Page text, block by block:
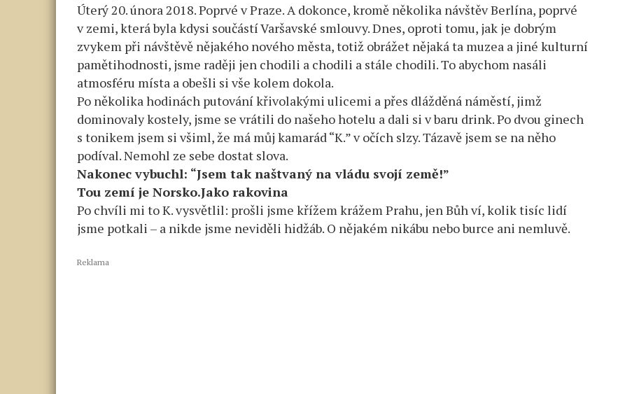
Úterý 20. února 2018. Poprvé v Praze. A dokonce, kromě několika návštěv Berlína, poprvé
v zemi, která byla kdysi součástí Varšavské smlouvy. Dnes, oproti tomu, jak je dobrým
zvykem při návštěvě nějakého nového města, totiž obrážet nějaká ta muzea a jiné kulturní
pamětihodnosti, jsme raději jen chodili a chodili a stále chodili. To abychom nasáli
atmosféru místa a obešli si vše kolem dokola.
Po několika hodinách putování křivolakými ulicemi a přes dlážděná náměstí, jimž
dominovaly kostely, jsme se vrátili do našeho hotelu a dali si v baru drink. Po dvou ginech
s tonikem jsem si všiml, že má můj kamarád “K.” v očích slzy. Tázavě jsem se na něho
podíval. Nemohl ze sebe dostat slova.
Nakonec vybuchl: “Jsem tak naštvaný na vládu svojí země!”
Tou zemí je Norsko.Jako rakovina
Po chvíli mi to K. vysvětlil: prošli jsme křížem krážem Prahu, jen Bůh ví, kolik tisíc lidí
jsme potkali – a nikde jsme neviděli hidžáb. O nějakém nikábu nebo burce ani nemluvě.
Reklama